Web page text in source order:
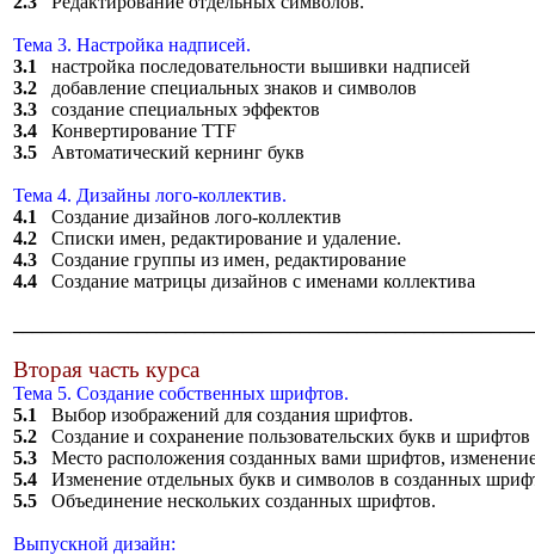
Тема 3. Настройка надписей.
3.1
настройка последовательности вышивки надписей
3.2 добавление специальных знаков и символов
3.3 создание специальных эффектов
3.4 Конвертирование TTF
3.5 Автоматический кернинг букв
Тема 4. Дизайны лого-коллектив.
4.1
Создание дизайнов лого-коллектив
4.2 Списки имен, редактирование и удаление.
4.3 Создание группы из имен, редактирование
4.4 Создание матрицы дизайнов с именами коллектива
Вторая часть курса
Тема 5. Создание собственных шрифтов.
5.1
Выбор изображений для создания шрифтов.
5.2 Создание и сохранение пользовательских букв и шрифтов
5.3 Место расположения созданных вами шрифтов,
5.4 Изменение отдельных букв и символов в созданных
5.5 Объединение нескольких созданных шрифтов.
Выпускной дизайн: